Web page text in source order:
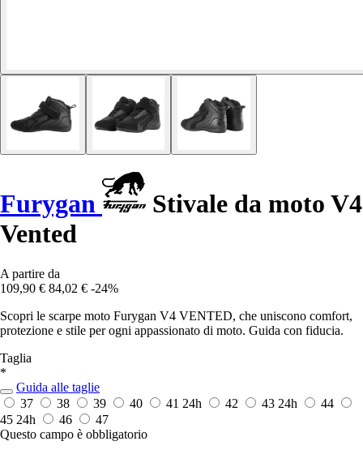
Furygan
Stivale da moto V4
Vented
A partire da
109,90 € 84,02 € -24%
Scopri le scarpe moto Furygan V4 VENTED, che uniscono comfort,
protezione e stile per ogni appassionato di moto. Guida con fiducia.
Taglia
*
Guida alle taglie
37
38 39 40 41 24h 42 43 24h
44
45 24h 46
47
Questo campo è obbligatorio